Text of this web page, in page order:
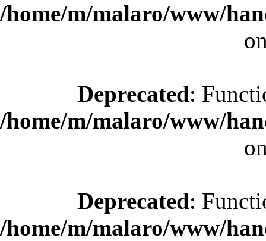
/home/m/malaro/www/
Deprecated:
/home/m/malaro/www/
Deprecated:
/home/m/malaro/www/